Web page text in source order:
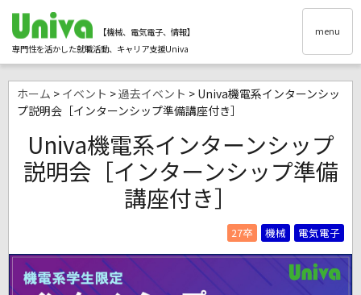
【機械、電気電子、情報】
専門性を活かした就職活動、キャリア支援Univa
menu
ホーム > イベント >過去イベント > Univa機電系インターンシッ
プ説明会［インターンシップ準備講座付き］
Univa機電系インターンシップ
説明会［インターンシップ準備
講座付き］
27卒 機械 電気電子